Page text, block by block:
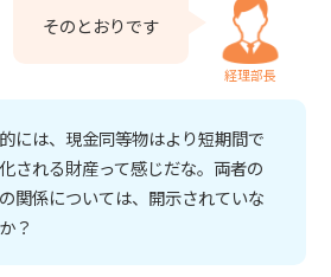
そのとおりです
経理部長
には、現金同等物はより短期間で
される財産って感じだな。両者の
関係については、開示されていな
？